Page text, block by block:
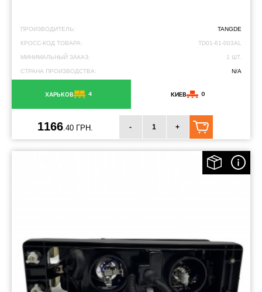
ПРОИЗВОДИТЕЛЬ: TANGDE
КРОСС-КОД ТОВАРА: TD01-61-003AL
МИНИМАЛЬНЫЙ ЗАКАЗ: 1 ШТ.
СТРАНА ПРОИЗВОДСТВА: N/A
ХАРЬКОВ 4 КИЕВ 0
1166 .40 ГРН. - +